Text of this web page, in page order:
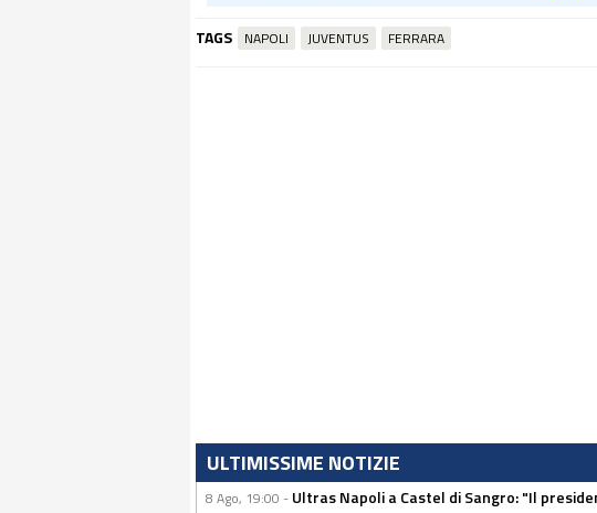
TAGS NAPOLI JUVENTUS FERRARA
ULTIMISSIME NOTIZIE
8 Ago, 19:00 - Ultras Napoli a Castel di Sangro: "Il